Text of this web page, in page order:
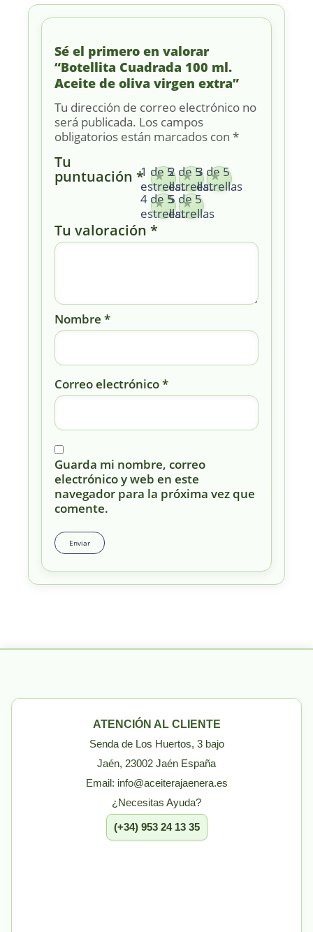
Sé el primero en valorar
“Botellita Cuadrada 100 ml.
Aceite de oliva virgen extra”
Tu dirección de correo electrónico no
será publicada. Los campos
obligatorios están marcados con *
Tu
puntuación *1 de 5
estrellas
2 de 5
estrellas
3 de 5
estrellas
4 de 5
estrellas
5 de 5
estrellas
Tu valoración *
Nombre *
Correo electrónico*
Guarda mi nombre, correo
electrónico y web en este
navegador para la próxima vez que
comente.
ATENCIÓN AL CLIENTE
Senda de Los Huertos, 3 bajo
Jaén, 23002 Jaén España
Email: info@aceiterajaenera.es
¿Necesitas Ayuda?
(+34) 953 24 13 35